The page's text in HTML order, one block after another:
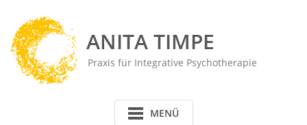
content
ANITA TIMPE
Praxis für Integrative Psychotherapie
MENÜ